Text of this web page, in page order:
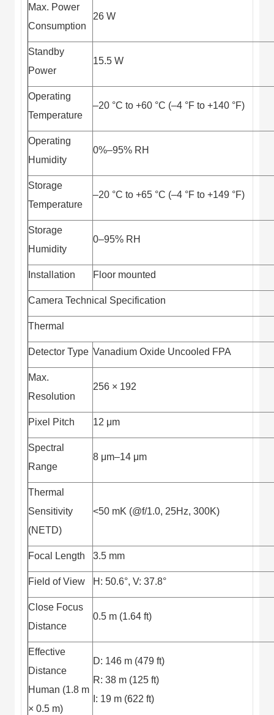
Max. Power
Consumption
26 W
Standby
Power
15.5 W
Operating
Temperature
–20 °Cto +60 °C (–4 °F to +140 °F)
Operating
Humidity
0%–95% RH
Storage
Temperature
–20 °C to +65 °C (–4 °F to +149 °F)
Storage
Humidity
0–95% RH
Installation Floor mounted
Camera Technical Specification
Thermal
Detector Type Vanadium Oxide Uncooled FPA
Max.
Resolution
256 × 192
Pixel Pitch 12 μm
Spectral
Range
8 μm–14 μm
Thermal
Sensitivity
(NETD)
<50 mK (@f/1.0, 25Hz, 300K)
Focal Length 3.5 mm
Field of View H: 50.6°, V: 37.8°
Close Focus
Distance
0.5 m (1.64 ft)
Effective
Distance
Human (1.8 m
× 0.5 m)
D: 146 m (479 ft)
R: 38 m (125 ft)
I: 19 m (622 ft)